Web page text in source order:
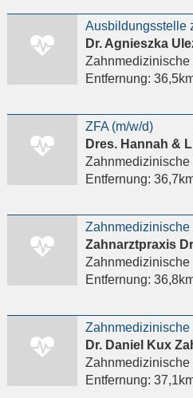
Dr. Agnieszka
Entfernung:
ZFA (m/w/d)
Dres. Hannah &
Zahnmedizinische
Entfernung:
Zahnmedizinische
Zahnarztpraxis
Zahnmedizinische
Entfernung:
Dr. Daniel Kux
Zahnmedizinische
Entfernung: